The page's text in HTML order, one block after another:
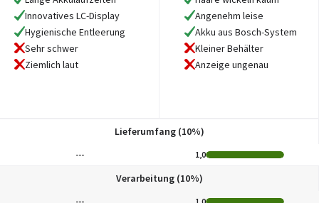
Innovatives LC-Display
Hygienische Entleerung
Sehr schwer
Ziemlich laut
Angenehm leise
Akku aus Bosch-System
Kleiner Behälter
Anzeige ungenau
Lieferumfang (10%)
--- 1,0
Verarbeitung (10%)